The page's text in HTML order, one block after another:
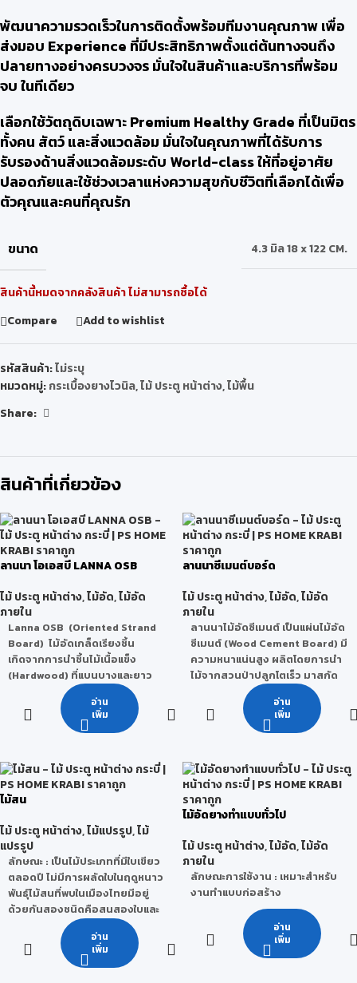
พัฒนาความรวดเร็วในการติดตั้งพร้อมทีมงานคุณภาพ เพื่อ
ส่งมอบ Experience ที่มีประสิทธิภาพตั้งแต่ต้นทางจนถึง
ปลายทางอย่างครบวงจร มั่นใจในสินค้าและบริการที่พร้อม
จบ ในทีเดียว
เลือกใช้วัตถุดิบเฉพาะ Premium Healthy Grade ที่เป็นมิตร
ทั้งคน สัตว์ และสิ่งแวดล้อม มั่นใจในคุณภาพที่ได้รับการ
รับรองด้านสิ่งแวดล้อมระดับ World-class ให้ที่อยู่อาศัย
ปลอดภัยและใช้ช่วงเวลาแห่งความสุขกับชีวิตที่เลือกได้เพื่อ
ตัวคุณและคนที่คุณรัก
ขนาด 4.3 มิล 18 x 122 CM.
สินค้านี้หมดจากคลังสินค้า ไม่สามารถซื้อได้
Compare
Add to wishlist
รหัสสินค้า:ไม่ระบุ
หมวดหมู่:กระเบื้องยางไวนิล,ไม้ ประตู หน้าต่าง,ไม้พื้น
Share:
สินค้าที่เกี่ยวข้อง
ลานนา โอเอสบี LANNA OSB
ไม้ ประตู หน้าต่าง,ไม้อัด,ไม้อัด
ภายใน
Lanna OSB (Oriented Strand
Board) ไม้อัดเกล็ดเรียงชิ้น
เกิดจากการนำชิ้นไม้เนื้อแข็ง
(Hardwood) ที่แบนบางและยาว
วางสลับเสี้ยนขวางตั้งฉากกัน
หลายชั้น โดยใช้กาวชนิดพิเศษและ
เรซินเป็นส่วนผสม ผ่าน
มาตรฐานสากล จากโรงงานผู้ผลิต
ประเทศมาเลเซีย ซึ่งเป็นผู้ผลิต OSB
บริษัท สุขสวัสดิ์ไม้อัดไทย จำกัด
เป็นผู้แทนจำหน่ายแต่เพียงผู้เดียว
ในประเทศไทย
นวัตกรรมวัสดุทดแทนไม้ ที่ตอบ
โจทย์และเป็นมิตรกับสิ่งแวดล้อม
คุณสมบัติ LANNA OSB
มีความเหนียว ยืดหยุ่นสูง รับแรง
เฉือนแรงดัดได้ดี และแข็งแรงกว่า
ไม้อัดชนิดอื่น 3 เท่า
อ่าน
เพิ่ม
ลานนาซีเมนต์บอร์ด
ไม้ ประตู หน้าต่าง,ไม้อัด,ไม้อัด
ภายใน
ลานนาไม้อัดซีเมนต์ เป็นแผ่นไม้อัด
ซีเมนต์ (Wood Cement Board) มี
ความหนาแน่นสูง ผลิตโดยการนำ
ไม้จากสวนป่าปลูกโตเร็ว มาสกัด
เป็นชิ้นขนาดเล็กผสมกับปูนซีเมนต์
ปอร์ตแลนด์คุณภาพสูง จากนั้นทำ
มาขึ้นรูปและอัดด้วยแรงดันสูง จน
ลานนาซีเมนต์บอร์ดผ่านการ
รับรองมาตรฐานคุณภาพ
ISO9001:2008 และผ่านการ
รับรองมาตรฐานอุตสาหกรรมไทย
ISO14001:2004 จึงสามารถมั่นใจ
ในการนำลานนาซีเมนต์บอร์ดไปใช้
ในงานก่อสร้างและงานตกแต่งได้
หลากหลาย
คุณสมบัติของลานนาซีเมนต์
ป้องกันเสียงรบกวนได้อย่างดี
อ่าน
เพิ่ม
ไม้สน
ไม้ ประตู หน้าต่าง,ไม้แปรรูป,ไม้
แปรรูป
ลักษณะ : เป็นไม้ประเภทที่มีใบเขียว
ตลอดปี ไม่มีการผลัดใบในฤดูหนาว
พันธุ์ไม้สนที่พบในเมืองไทยมีอยู่
ด้วยกันสองชนิดคือสนสองใบและ
คุณสมบัติ
- ไม้สนยังถือเป็นไม้เนื้ออ่อน แม้ว่า
อ่าน
เพิ่ม
ไม้อัดยางทำแบบทั่วไป
ไม้ ประตู หน้าต่าง,ไม้อัด,ไม้อัด
ภายใน
ลักษณะการใช้งาน : เหมาะสำหรับ
งานทำแบบก่อสร้าง
อ่าน
เพิ่ม